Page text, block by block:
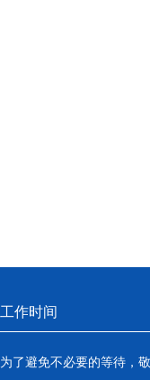
工作时间
为了避免不必要的等待，